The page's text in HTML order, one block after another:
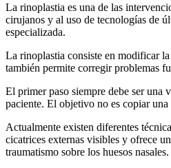
La rinoplastia es una de las
cirujanos y al uso de tecnologías de
especializada.
La rinoplastia consiste en modificar
también permite corregir problemas
El primer paso siempre debe ser una
paciente. El objetivo no es copiar
Actualmente existen diferentes
cicatrices externas visibles y ofrece
traumatismo sobre los huesos nasales.